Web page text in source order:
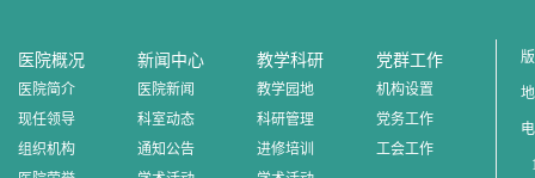
医院概况
医院简介
现任领导
组织机构
新闻中心
医院新闻
科室动态
通知公告
教学科研
教学园地
科研管理
进修培训
党群工作
机构设置
党务工作
工会工作